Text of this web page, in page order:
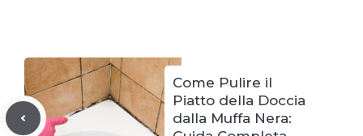
Come Pulire il
Piatto della Doccia
dalla Muffa Nera: